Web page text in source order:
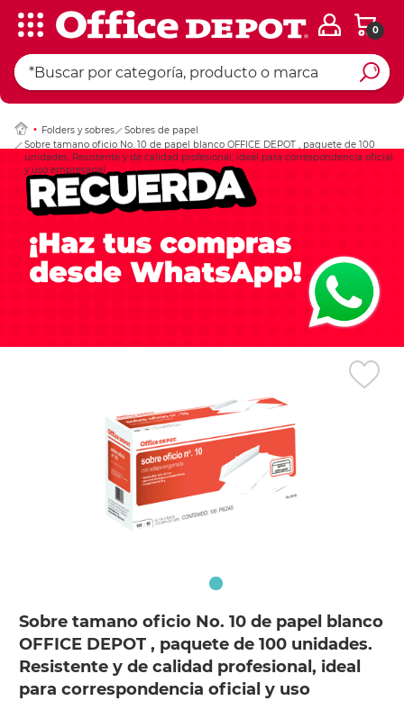
0
Folders y sobres
Sobres de papel
Sobre tamano oficio No. 10 de papel blanco OFFICE DEPOT , paquete de 100
unidades. Resistente y de calidad profesional, ideal para correspondencia oficial
y uso empresarial.
Sobre tamano oficio No. 10 de papel blanco
OFFICE DEPOT , paquete de 100 unidades.
Resistente y de calidad profesional, ideal
para correspondencia oficial y uso
Ingresar Codigo